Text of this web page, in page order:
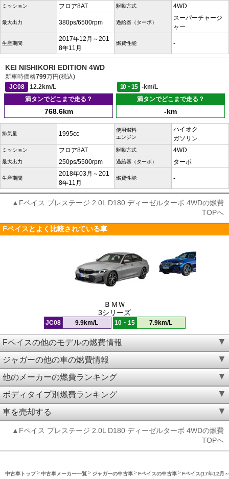
ミッション フロア8AT 駆動方式 4WD
最大出力 380ps/6500rpm 過給器（ターボ）
スーパーチャージ
ャー
生産期間
2017年12月～201
8年11月
燃費性能 -
KEI NISHIKORI EDITION 4WD
新車時価格799万円(税込)
JC08
12.2km/L 10・15
-km/L
満タンでどこまで走る？
768.6km
満タンでどこまで走る？
-km
排気量 1995cc
使用燃料
エンジン
ハイオク
ガソリン
ミッション フロア8AT 駆動方式 4WD
最大出力 250ps/5500rpm 過給器（ターボ） ターボ
生産期間
2018年03月～201
8年11月
燃費性能 -
▲Fペイス プレステージ 2.0L D180 ディーゼルターボ 4WDの燃費
TOPへ
Fペイスとよく比較されている車
ＢＭＷ
3シリーズ
JC08 9.9km/L 10・15 7.9km/L
Fペイスの他のモデルの燃費情報
ジャガーの他の車の燃費情報
他のメーカーの燃費ランキング
ボディタイプ別燃費ランキング
車を売却する
▲Fペイス プレステージ 2.0L D180 ディーゼルターボ 4WDの燃費
TOPへ
中古車トップ 中古車メーカー一覧 ジャガーの中古車 Fペイスの中古車 Fペイス(17年12月